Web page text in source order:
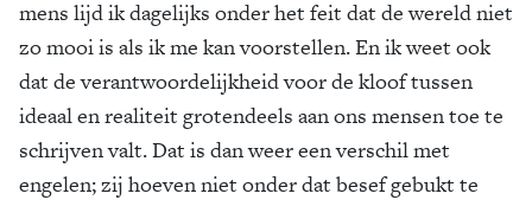
mens lijd ik dagelijks onder het feit dat de wereld niet
zo mooi is als ik me kan voorstellen. En ik weet ook
dat de verantwoordelijkheid voor de kloof tussen
ideaal en realiteit grotendeels aan ons mensen toe te
schrijven valt. Dat is dan weer een verschil met
engelen; zij hoeven niet onder dat besef gebukt te